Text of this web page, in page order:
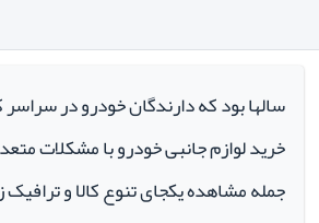
سالها بود که دارندگان خودرو در
خرید لوازم جانبی خودرو با مشکلات
جمله مشاهده یکجای تنوع کالا و